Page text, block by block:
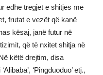
edhe tregjet e shitjes me
frutat e vezët që kanë
kësaj, janë futur në
që të nxitet shitja në
këtë drejtim, disa
‘Pingduoduo’ etj.,